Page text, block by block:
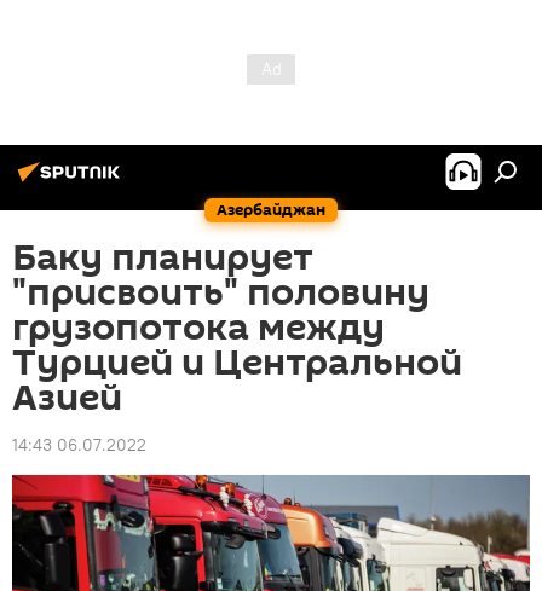
Азербайджан
Баку планирует
"присвоить" половину
грузопотока между
Турцией и Центральной
Азией
14:43 06.07.2022